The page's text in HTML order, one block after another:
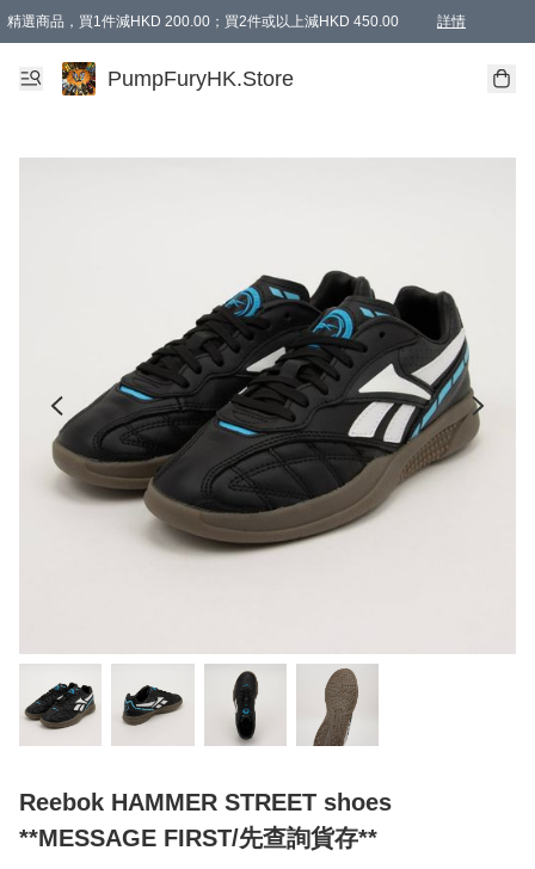
精選商品，買1件減HKD 200.00；買2件或以上減HKD 450.00 詳情
AAPE商品,會員專享9折或以上（按會員等級）AAPE products, members can
精選商品，任選買2件或以上減HKD 100.00
購物滿 HKD 800.00即享免運費優惠！（適用於 特定的送貨方式 )
PumpFuryHK.Store
Reebok HAMMER STREET shoes
**MESSAGE FIRST/先查詢貨存**